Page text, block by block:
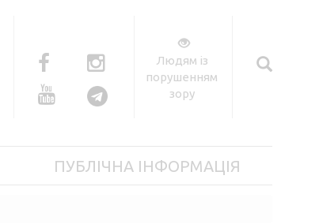
Людям із
порушенням
зору
ПУБЛІЧНА ІНФОРМАЦІЯ